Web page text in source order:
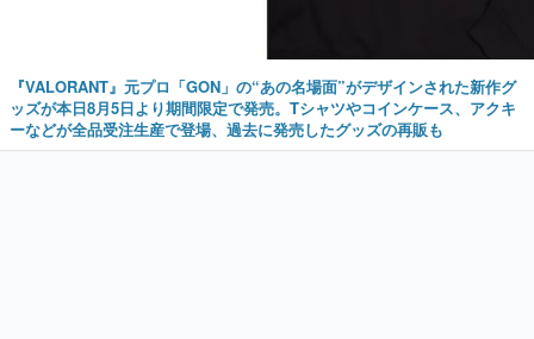
『VALORANT』元プロ「GON」の“あの名場面”がデザインされた新作グ
ッズが本日8月5日より期間限定で発売。Tシャツやコインケース、アクキ
ーなどが全品受注生産で登場、過去に発売したグッズの再販も